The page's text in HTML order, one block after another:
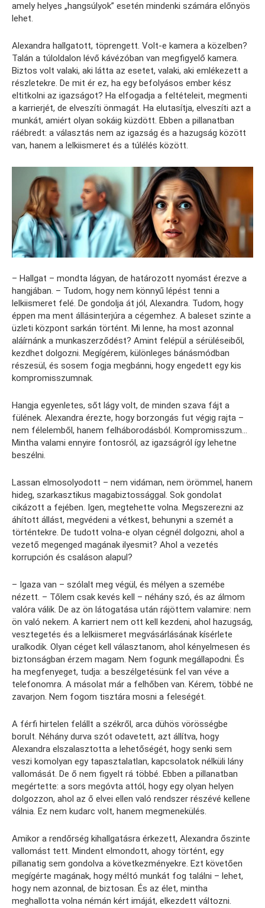
amely helyes „hangsúlyok” esetén mindenki számára előnyös
lehet.
Alexandra hallgatott, töprengett. Volt-e kamera a közelben?
Talán a túloldalon lévő kávézóban van megfigyelő kamera.
Biztos volt valaki, aki látta az esetet, valaki, aki emlékezett a
részletekre. De mit ér ez, ha egy befolyásos ember kész
eltitkolni az igazságot? Ha elfogadja a feltételeit, megmenti
a karrierjét, de elveszíti önmagát. Ha elutasítja, elveszíti azt a
munkát, amiért olyan sokáig küzdött. Ebben a pillanatban
ráébredt: a választás nem az igazság és a hazugság között
van, hanem a lelkiismeret és a túlélés között.
– Hallgat – mondta lágyan, de határozott nyomást érezve a
hangjában. – Tudom, hogy nem könnyű lépést tenni a
lelkiismeret felé. De gondolja át jól, Alexandra. Tudom, hogy
éppen ma ment állásinterjúra a cégemhez. A baleset szinte a
üzleti központ sarkán történt. Mi lenne, ha most azonnal
aláírnánk a munkaszerződést? Amint felépül a sérüléseiből,
kezdhet dolgozni. Megígérem, különleges bánásmódban
részesül, és sosem fogja megbánni, hogy engedett egy kis
kompromisszumnak.
Hangja egyenletes, sőt lágy volt, de minden szava fájt a
fülének. Alexandra érezte, hogy borzongás fut végig rajta –
nem félelemből, hanem felháborodásból. Kompromisszum…
Mintha valami ennyire fontosról, az igazságról így lehetne
beszélni.
Lassan elmosolyodott – nem vidáman, nem örömmel, hanem
hideg, szarkasztikus magabiztossággal. Sok gondolat
cikázott a fejében. Igen, megtehette volna. Megszerezni az
áhított állást, megvédeni a vétkest, behunyni a szemét a
történtekre. De tudott volna-e olyan cégnél dolgozni, ahol a
vezető megenged magának ilyesmit? Ahol a vezetés
korrupción és csaláson alapul?
– Igaza van – szólalt meg végül, és mélyen a szemébe
nézett. – Tőlem csak kevés kell – néhány szó, és az álmom
valóra válik. De az ön látogatása után rájöttem valamire: nem
ön való nekem. A karriert nem ott kell kezdeni, ahol hazugság,
vesztegetés és a lelkiismeret megvásárlásának kísérlete
uralkodik. Olyan céget kell választanom, ahol kényelmesen és
biztonságban érzem magam. Nem fogunk megállapodni. És
ha megfenyeget, tudja: a beszélgetésünk fel van véve a
telefonomra. A másolat már a felhőben van. Kérem, többé ne
zavarjon. Nem fogom tisztára mosni a feleségét.
A férfi hirtelen felállt a székről, arca dühös vörösségbe
borult. Néhány durva szót odavetett, azt állítva, hogy
Alexandra elszalasztotta a lehetőségét, hogy senki sem
veszi komolyan egy tapasztalatlan, kapcsolatok nélküli lány
vallomását. De ő nem figyelt rá többé. Ebben a pillanatban
megértette: a sors megóvta attól, hogy egy olyan helyen
dolgozzon, ahol az ő elvei ellen való rendszer részévé kellene
válnia. Ez nem kudarc volt, hanem megmenekülés.
Amikor a rendőrség kihallgatásra érkezett, Alexandra őszinte
vallomást tett. Mindent elmondott, ahogy történt, egy
pillanatig sem gondolva a következményekre. Ezt követően
megígérte magának, hogy méltó munkát fog találni – lehet,
hogy nem azonnal, de biztosan. És az élet, mintha
meghallotta volna némán kért imáját, elkezdett változni.